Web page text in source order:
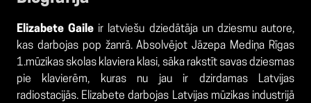
Elizabete Gaile ir latviešu dziedātāja un dziesmu autore,
kas darbojas pop žanrā. Absolvējot Jāzepa Mediņa Rīgas
1.mūzikas skolas klaviera klasi, sāka rakstīt savas dziesmas
pie klavierēm, kuras nu jau ir dzirdamas Latvijas
radiostacijās. Elizabete darbojas Latvijas mūzikas industrijā